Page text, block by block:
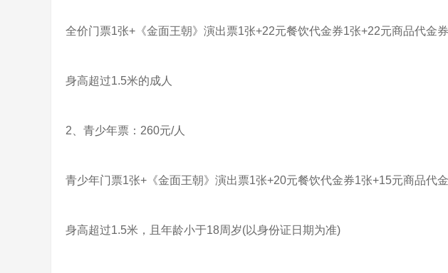
全价门票1张+《金面王朝》演出票1张+22元餐饮代金券1张+22元商品代金
身高超过1.5米的成人
2、青少年票：260元/人
青少年门票1张+《金面王朝》演出票1张+20元餐饮代金券1张+15元商品代
身高超过1.5米，且年龄小于18周岁(以身份证日期为准)